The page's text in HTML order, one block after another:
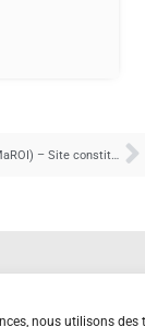
nous utilisons des
CENTRE DE REFERENCE DES MALADIES RENALES RARES DE L’OCEAN INDIEN (MaROI) – Site constitutif